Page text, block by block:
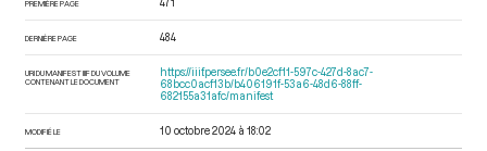
PREMIÈRE PAGE
DERNIÈRE PAGE 484
URI DU MANIFEST IIIF DU VOLUME
CONTENANT LE DOCUMENT
https://iiif.persee.fr/b0e2cf11-597c-427d-8ac7-
68bcc0acf13b/b406191f-53a6-48d6-88ff-
682155a31afc/manifest
MODIFIÉ LE 10 octobre 2024 à 18:02